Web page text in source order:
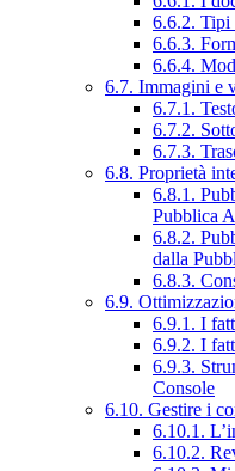
6.6.2. Tipi
6.6.3.
6.6.4.
6.7. Immagini e
6.7.1.
6.7.2.
6.7.3.
6.8. Proprietà
6.8.1.
Pubblica
6.8.2.
dalla
6.8.3.
6.9.
6.9.1. I
6.9.2. I
6.9.3.
Console
6.10. Gestire i
6.10.1.
6.10.2.